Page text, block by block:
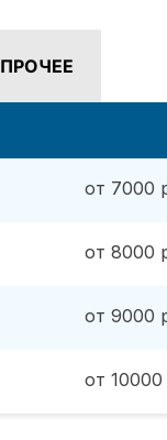
ПРОЧЕЕ
от 7000
от 8000
от 9000
от 10000